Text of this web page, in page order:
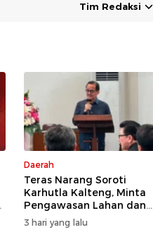
Tim Redaksi
Daerah
Teras Narang Soroti
Karhutla Kalteng, Minta
Pengawasan Lahan dan
Konsesi Diperketat
3 hari yang lalu